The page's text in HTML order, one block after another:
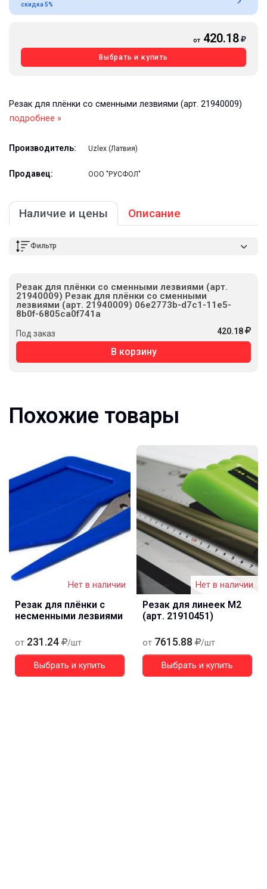
скидка 5%
от 420.18
Выбрать и купить
Резак для плёнки со сменными лезвиями (арт. 21940009)
подробнее »
Производитель: Uzlex (Латвия)
Продавец: ООО "РУСФОЛ"
Наличие и цены Описание
Фильтр
Резак для плёнки со сменными лезвиями (арт.
21940009) Резак для плёнки со сменными
лезвиями (арт. 21940009) 06e2773b-d7c1-11e5-
8b0f-6805ca0f741a
Под заказ 420.18
В корзину
Похожие товары
Нет в наличии
Резак для плёнки с
несменными лезвиями
от 231.24 /шт
Выбрать и купить
Нет в наличии
Резак для линеек М2
(арт. 21910451)
от 7615.88 /шт
Выбрать и купить